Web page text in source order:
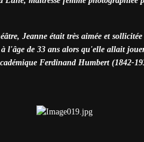
Jeanne était très aimée et
l'âge de 33 ans alors qu'elle allait
Ferdinand Humbert (1842-